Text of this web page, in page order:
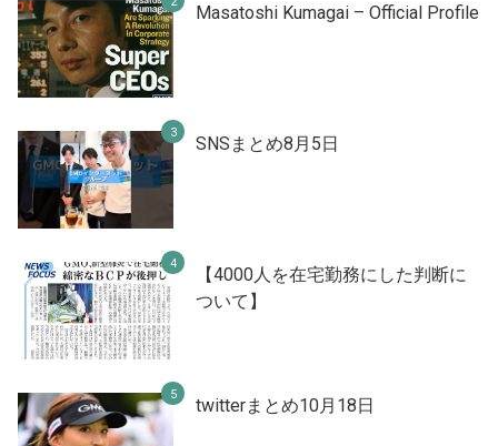
Masatoshi Kumagai – Official Profile
SNSまとめ8月5日
【4000人を在宅勤務にした判断に
ついて】
twitterまとめ10月18日